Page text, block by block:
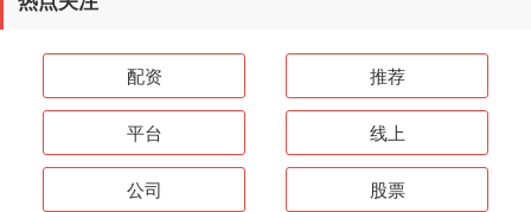
配资 推荐
平台 线上
公司 股票